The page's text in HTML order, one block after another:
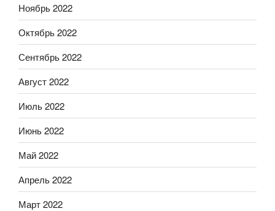
Ноябрь 2022
Октябрь 2022
Сентябрь 2022
Август 2022
Июль 2022
Июнь 2022
Май 2022
Апрель 2022
Март 2022